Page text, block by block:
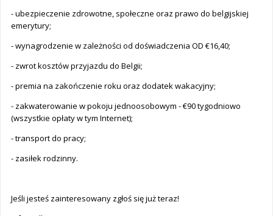
- ubezpieczenie zdrowotne, społeczne oraz prawo do belgijskiej
emerytury;
- wynagrodzenie w zależności od doświadczenia OD €16,40;
- zwrot kosztów przyjazdu do Belgii;
- premia na zakończenie roku oraz dodatek wakacyjny;
- zakwaterowanie w pokoju jednoosobowym - €90 tygodniowo
(wszystkie opłaty w tym Internet);
- transport do pracy;
- zasiłek rodzinny.
Jeśli jesteś zainteresowany zgłoś się już teraz!